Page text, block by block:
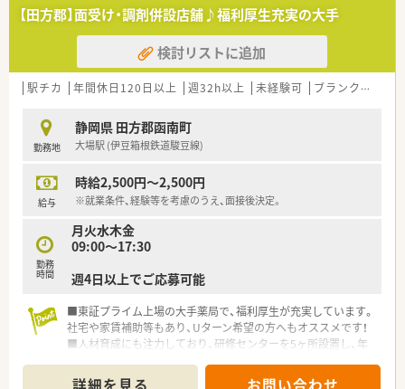
【田方郡】面受け・調剤併設店舗♪福利厚生充実の大手
検討リストに追加
駅チカ 年間休日120日以上 週32h以上 未経験可 ブランク可
勤務地
静岡県 田方郡函南町
大場駅 (伊豆箱根鉄道駿豆線)
給与
時給2,500円～2,500円
※就業条件、経験等を考慮のうえ、面接後決定。
勤務
時間
月火水木金
09:00～17:30
週4日以上でご応募可能
■東証プライム上場の大手薬局で、福利厚生が充実しています。
社宅や家賃補助等もあり、Uターン希望の方へもオススメです！
■人材育成にも注力しており、研修センターを5ヶ所設置し、年